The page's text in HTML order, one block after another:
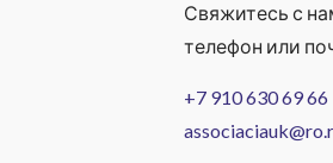
Свяжитесь с
телефон или
+7 910 630 69 66